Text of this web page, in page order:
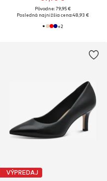
Pôvodne: 79,95 €
Posledná najnižšia cena:48,93 €
+2
VÝPREDAJ